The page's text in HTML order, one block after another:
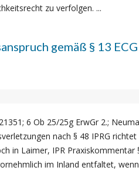
zu verfolgen. ...
gemäß § 13 ECG
6 Ob 25/25g ErwGr 2.;
nach § 48 IPRG richtet
in Laimer, IPR
im Inland entfaltet,